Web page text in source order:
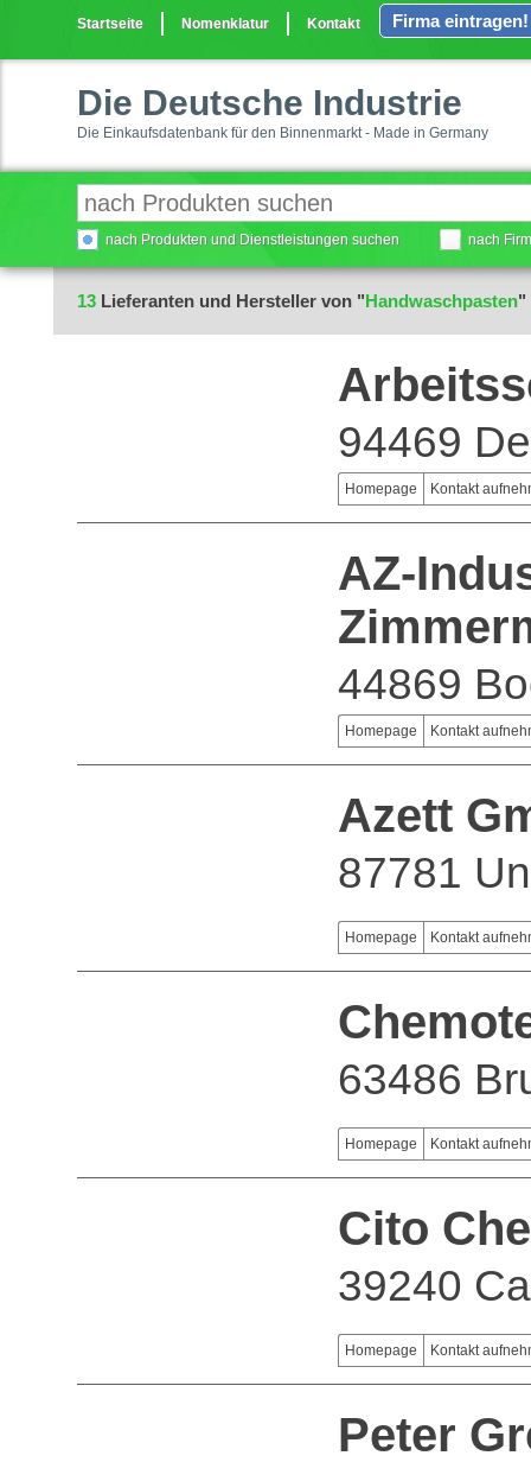
Startseite Nomenklatur Kontakt Firma eintragen!
Die Deutsche Industrie
Die Einkaufsdatenbank für den Binnenmarkt - Made in Germany
nach Produkten und Dienstleistungen suchen nach
13 Lieferanten und Hersteller von "Handwaschpasten"
94469
Homepage Kontakt
AZ-
44869
Homepage Kontakt
Azett
87781
Homepage Kontakt
63486
Homepage Kontakt
Cito
39240
Homepage Kontakt
Peter